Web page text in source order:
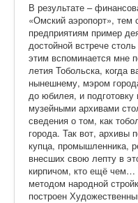
В результате –
«Омский аэропорт»,
предприятиям пример
достойной встрече
этим вспоминается мне
летия Тобольска, когда
нынешнему, мэром
до юбилея, и подготовку
музейными архивами
сведения о том, как
города. Так вот, архивы
купца, промышленника,
внесших свою лепту в
кирпичом, кто ещё чем…
методом народной
построен